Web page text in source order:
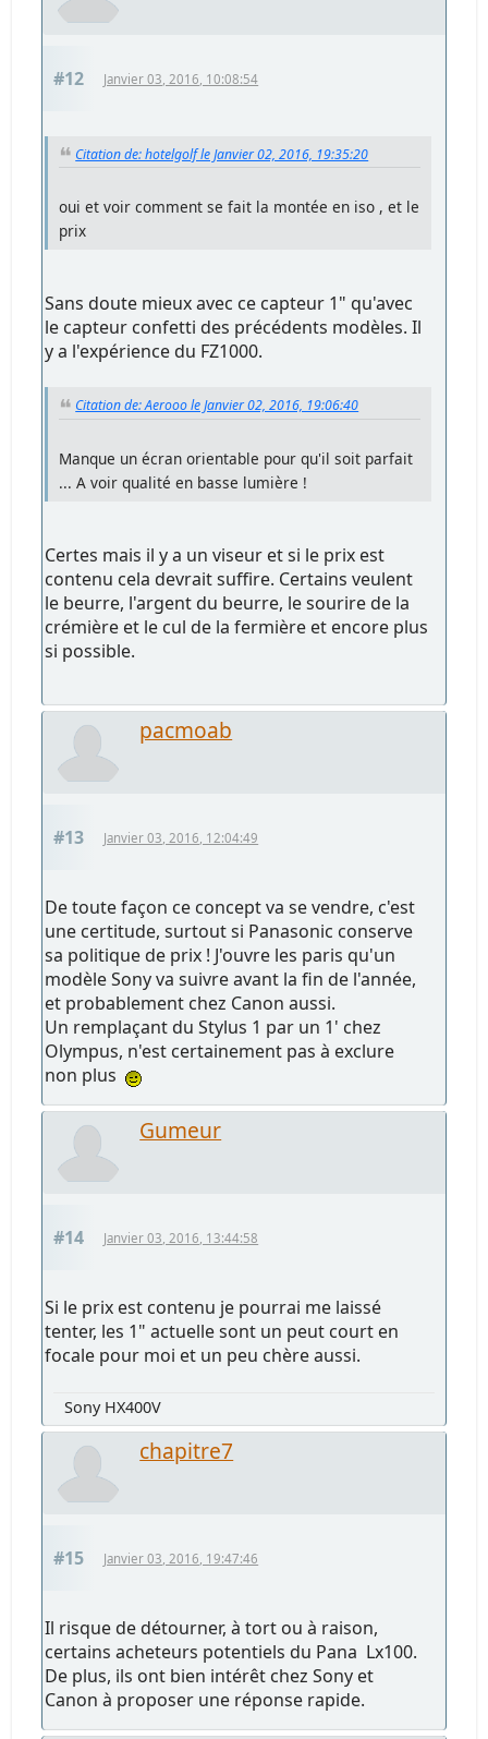
#12 Janvier 03, 2016, 10:08:54
Citation de: hotelgolf le Janvier 02, 2016, 19:35:20
oui et voir comment se fait la montée en iso , et le
prix
Sans doute mieux avec ce capteur 1" qu'avec
le capteur confetti des précédents modèles. Il
y a l'expérience du FZ1000.
Citation de: Aerooo le Janvier 02, 2016, 19:06:40
Manque un écran orientable pour qu'il soit parfait
... A voir qualité en basse lumière !
Certes mais il y a un viseur et si le prix est
contenu cela devrait suffire. Certains veulent
le beurre, l'argent du beurre, le sourire de la
crémière et le cul de la fermière et encore plus
si possible.
pacmoab
#13 Janvier 03, 2016, 12:04:49
De toute façon ce concept va se vendre, c'est
une certitude, surtout si Panasonic conserve
sa politique de prix ! J'ouvre les paris qu'un
modèle Sony va suivre avant la fin de l'année,
et probablement chez Canon aussi.
Un remplaçant du Stylus 1 par un 1' chez
Olympus, n'est certainement pas à exclure
non plus
Gumeur
#14 Janvier 03, 2016, 13:44:58
Si le prix est contenu je pourrai me laissé
tenter, les 1" actuelle sont un peut court en
focale pour moi et un peu chère aussi.
Sony HX400V
chapitre7
#15 Janvier 03, 2016, 19:47:46
Il risque de détourner, à tort ou à raison,
certains acheteurs potentiels du Pana Lx100.
De plus, ils ont bien intérêt chez Sony et
Canon à proposer une réponse rapide.